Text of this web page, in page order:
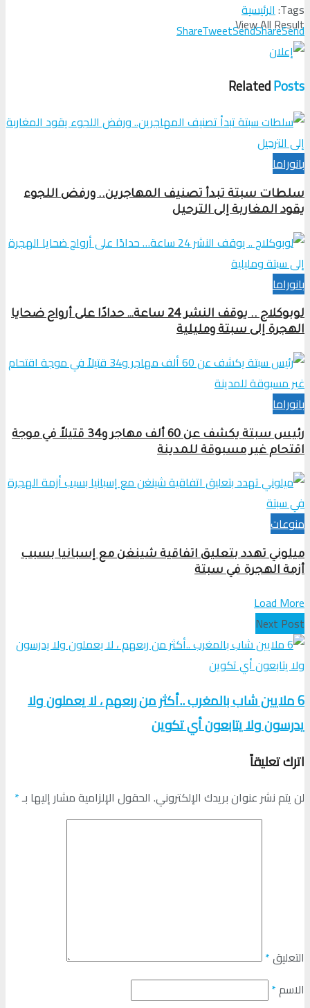
View All Result
Tags: الرئيسية
ShareTweetSendShareSend
RelatedPosts
بانوراما
سلطات سبتة تبدأ تصنيف المهاجرين.. ورفض اللجوء
يقود المغاربة إلى الترحيل
بانوراما
لوبوكلاج .. يوقف النشر 24 ساعة… حدادًا على أرواح ضحايا
الهجرة إلى سبتة ومليلية
بانوراما
رئيس سبتة يكشف عن 60 ألف مهاجر و34 قتيلاً في موجة
اقتحام غير مسبوقة للمدينة
منوعات
ميلوني تهدد بتعليق اتفاقية شينغن مع إسبانيا بسبب
أزمة الهجرة في سبتة
Load More
Next Post
6 ملايين شاب بالمغرب ..أكثر من ربعهم ، لا يعملون ولا
يدرسون ولا يتابعون أي تكوين
اترك تعليقاً
لن يتم نشر عنوان بريدك الإلكتروني. الحقول الإلزامية مشار إليها بـ*
التعليق*
الاسم*